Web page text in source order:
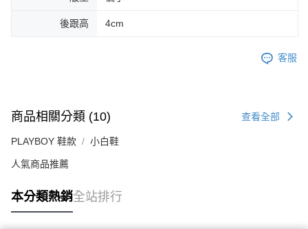
後跟高 4cm
客服
商品相關分類 (10) 查看全部
PLAYBOY 鞋款 小白鞋
人氣商品推薦
本分類熱銷全站排行